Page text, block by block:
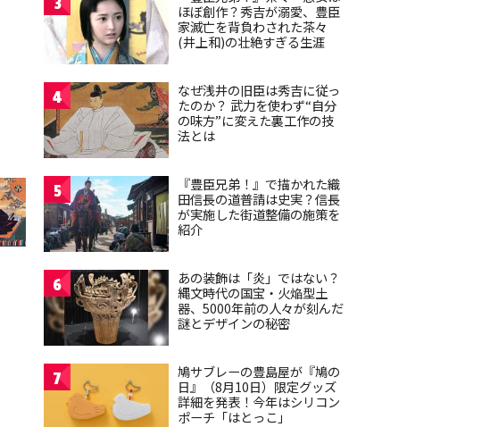
ほぼ創作？秀吉が溺愛、豊臣
家滅亡を背負わされた茶々
(井上和)の壮絶すぎる生涯
4
なぜ浅井の旧臣は秀吉に従っ
たのか？ 武力を使わず“自分
の味方”に変えた裏工作の技
法とは
5
『豊臣兄弟！』で描かれた織
田信長の道普請は史実？信長
が実施した街道整備の施策を
紹介
6
あの装飾は「炎」ではない？
縄文時代の国宝・火焔型土
器、5000年前の人々が刻んだ
謎とデザインの秘密
7
鳩サブレーの豊島屋が『鳩の
日』（8月10日）限定グッズ
詳細を発表！今年はシリコン
ポーチ「はとっこ」